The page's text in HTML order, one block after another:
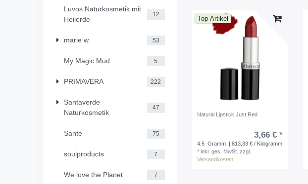
Luvos Naturkosmetik mit
Heilerde
12
marie w. 53
My Magic Mud 5
PRIMAVERA 222
Santaverde
Naturkosmetik
47
Sante 75
soulproducts 7
We love the Planet 7
Top-Artikel
Natural Lipstick Just Red
3,66 € *
4.5 Gramm | 813,33 € / Kilogramm
*inkl. ges. MwSt. zzgl.
Versandkosten